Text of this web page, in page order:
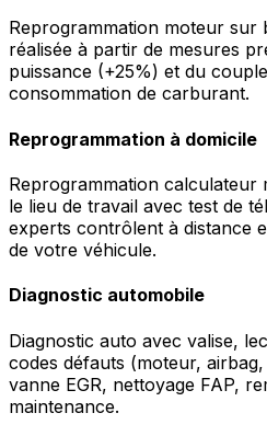
Reprogrammation moteur sur
réalisée à partir de mesures
puissance (+25%) et du
consommation de carburant.
Reprogrammation à domicile
Reprogrammation calculateur
le lieu de travail avec test de
experts contrôlent à distance
de votre véhicule.
Diagnostic automobile
Diagnostic auto avec valise,
codes défauts (moteur,
vanne EGR, nettoyage FAP,
maintenance.